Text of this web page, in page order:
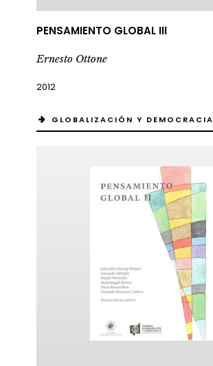
PENSAMIENTO GLOBAL III
Ernesto Ottone
2012
GLOBALIZACIÓN Y DEMOCRACIA